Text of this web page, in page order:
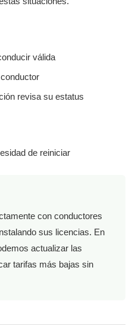
válida
revisa su estatus
de reiniciar
con conductores
sus licencias. En
actualizar las
tarifas más bajas sin